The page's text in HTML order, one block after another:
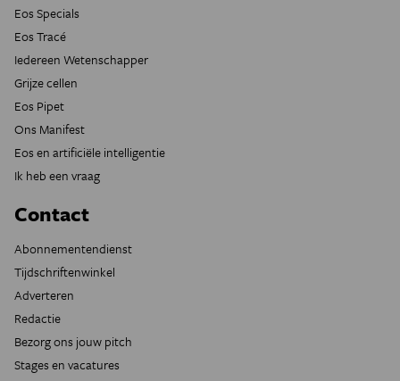
Eos Specials
Eos Tracé
Iedereen Wetenschapper
Grijze cellen
Eos Pipet
Ons Manifest
Eos en artificiële intelligentie
Ik heb een vraag
Contact
Abonnementendienst
Tijdschriftenwinkel
Adverteren
Redactie
Bezorg ons jouw pitch
Stages en vacatures